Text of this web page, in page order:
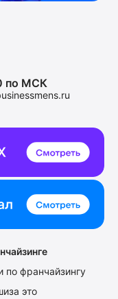
по МСК
по франчайзингу
это